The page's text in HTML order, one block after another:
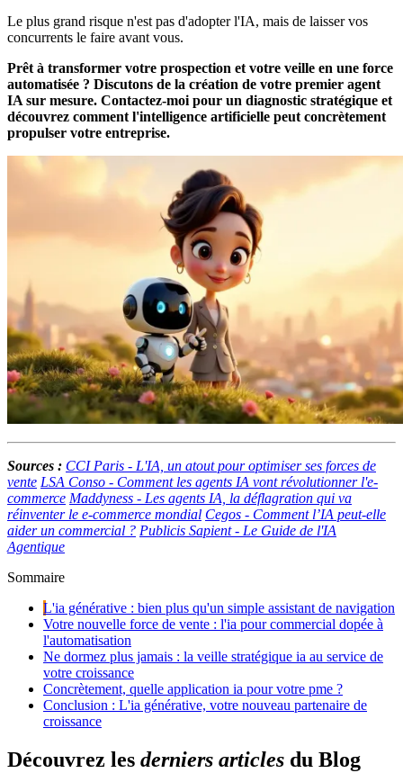
Le plus grand risque n'est pas d'adopter l'IA, mais de laisser vos
concurrents le faire avant vous.
Prêt à transformer votre prospection et votre veille en une force
automatisée ? Discutons de la création de votre premier agent
IA sur mesure. Contactez-moi pour un diagnostic stratégique et
découvrez comment l'intelligence artificielle peut concrètement
propulser votre entreprise.
Sources : CCI Paris - L'IA, un atout pour optimiser ses forces de
vente LSA Conso - Comment les agents IA vont révolutionner l'e-
commerce Maddyness - Les agents IA, la déflagration qui va
réinventer le e-commerce mondial Cegos - Comment l’IA peut-elle
aider un commercial ? Publicis Sapient - Le Guide de l'IA
Agentique
Sommaire
L'ia générative : bien plus qu'un simple assistant de navigation
Votre nouvelle force de vente : l'ia pour commercial dopée à
l'automatisation
Ne dormez plus jamais : la veille stratégique ia au service de
votre croissance
Concrètement, quelle application ia pour votre pme ?
Conclusion : L'ia générative, votre nouveau partenaire de
croissance
Découvrez les derniers articles du Blog